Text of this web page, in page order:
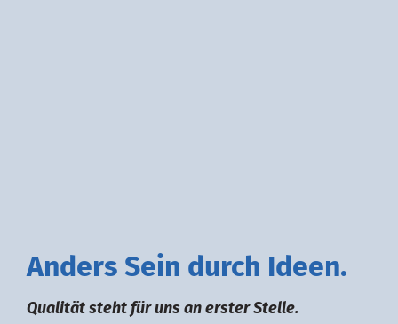
Anders Sein durch deen.
Qualität steht für uns an erster Stelle.